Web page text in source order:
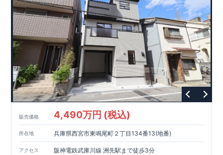
販売価格 4,490万円 (税込)
所在地 兵庫県西宮市東鳴尾町２丁目134番13(地番)
アクセス 阪神電鉄武庫川線 洲先駅まで徒歩3分